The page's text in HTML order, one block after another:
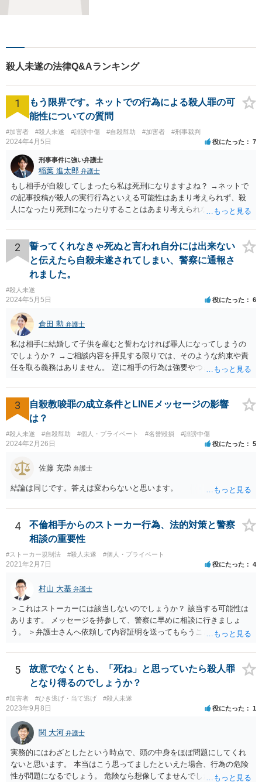
【別府・杵築にも拠点】
殺人未遂の法律Q&Aランキング
1
もう限界です。ネットでの行為による殺人罪の可
能性についての質問
#加害者 #殺人未遂 #誹謗中傷 #自殺幇助 #加害者 #刑事裁判
2024年4月5日 役にたった 7
刑事事件に強い弁護士
稲葉 進太郎 弁護士
もし相手が自殺してしまったら私は死刑になりますよね？ →ネットで
の記事投稿が殺人の実行行為といえる可能性はあまり考えられず、殺
人になったり死刑になったりすることはあまり考えられないように思
2
誓ってくれなきゃ死ぬと言われ自分には出来ない
と伝えたら自殺未遂されてしまい、警察に通報さ
れました。
#殺人未遂
2024年5月5日 役にたった 6
倉田 勲 弁護士
私は相手に結婚して子供を産むと誓わなければ罪人になってしまうの
でしょうか？ →ご相談内容を拝見する限りでは、そのような約束や責
任を取る義務はありません。 逆に相手の行為は強要やつきまとい行為
あなたの側も警察にご相談された方がいいでしょう。
3
自殺教唆罪の成立条件とLINEメッセージの影響
は？
#殺人未遂 #自殺幇助 #個人・プライベート #名誉毀損 #誹謗中傷
2024年2月26日 役にたった 5
佐藤 充崇 弁護士
結論は同じです。答えは変わらないと思います。
4
不倫相手からのストーカー行為、法的対策と警察
相談の重要性
#ストーカー規制法 #殺人未遂 #個人・プライベート
2021年2月7日 役にたった 4
村山 大基 弁護士
＞これはストーカーには該当しないのでしょうか？ 該当する可能性は
あります。 メッセージを持参して、警察に早めに相談に行きましょ
う。 ＞弁護士さんへ依頼して内容証明を送ってもらうことは可能なの
書面を送ったことを証明する」郵便で、 相手の行動を止める、という
意味では通常の手紙同様の警告にしかなりません。 危害に対する心配
もなさっておられますので、弁護士に依頼するかどうかはともかく、
まずは警察に相談に行くのが良いと思います。
5
故意でなくとも、「死ね」と思っていたら殺人罪
となり得るのでしょうか？
#加害者 #ひき逃げ・当て逃げ #殺人未遂
2023年9月8日 役にたった 1
関 大河 弁護士
実務的にはわざとしたという時点で、頭の中身をほぼ問題にしてくれ
ないと思います。 本当はこう思ってましたといえた場合、行為の危険
性が問題になるでしょう。 危険なら想像してませんでしたはなかなか